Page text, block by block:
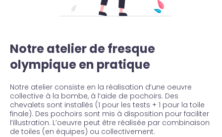
Notre atelier de fresque
olympique en pratique
Notre atelier consiste en la réalisation d’une oeuvre
collective à la bombe, à l’aide de pochoirs. Des
chevalets sont installés (1 pour les tests + 1 pour la toile
finale). Des pochoirs sont mis à disposition pour faciliter
l’illustration. L’oeuvre peut être réalisée par combinaison
de toiles (en équipes) ou collectivement.